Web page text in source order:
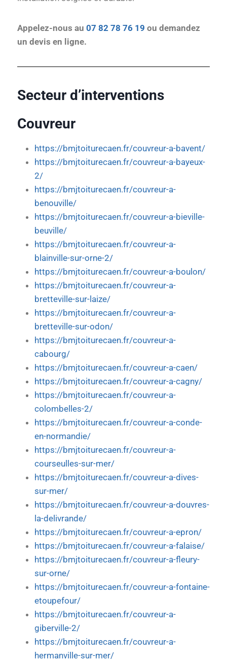
Appelez-nous au 07 82 78 76 19 ou demandez
un devis en ligne.
Secteur d’interventions
Couvreur
https://bmjtoiturecaen.fr/couvreur-a-bavent/
https://bmjtoiturecaen.fr/couvreur-a-bayeux-
2/
https://bmjtoiturecaen.fr/couvreur-a-
benouville/
https://bmjtoiturecaen.fr/couvreur-a-bieville-
beuville/
https://bmjtoiturecaen.fr/couvreur-a-
blainville-sur-orne-2/
https://bmjtoiturecaen.fr/couvreur-a-boulon/
https://bmjtoiturecaen.fr/couvreur-a-
bretteville-sur-laize/
https://bmjtoiturecaen.fr/couvreur-a-
bretteville-sur-odon/
https://bmjtoiturecaen.fr/couvreur-a-
cabourg/
https://bmjtoiturecaen.fr/couvreur-a-caen/
https://bmjtoiturecaen.fr/couvreur-a-cagny/
https://bmjtoiturecaen.fr/couvreur-a-
colombelles-2/
https://bmjtoiturecaen.fr/couvreur-a-conde-
en-normandie/
https://bmjtoiturecaen.fr/couvreur-a-
courseulles-sur-mer/
https://bmjtoiturecaen.fr/couvreur-a-dives-
sur-mer/
https://bmjtoiturecaen.fr/couvreur-a-douvres-
la-delivrande/
https://bmjtoiturecaen.fr/couvreur-a-epron/
https://bmjtoiturecaen.fr/couvreur-a-falaise/
https://bmjtoiturecaen.fr/couvreur-a-fleury-
sur-orne/
https://bmjtoiturecaen.fr/couvreur-a-fontaine-
etoupefour/
https://bmjtoiturecaen.fr/couvreur-a-
giberville-2/
https://bmjtoiturecaen.fr/couvreur-a-
hermanville-sur-mer/